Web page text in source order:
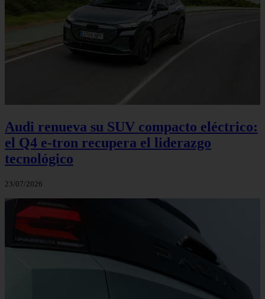
Audi renueva su SUV compacto eléctrico:
el Q4 e‑tron recupera el liderazgo
tecnológico
23/07/2026